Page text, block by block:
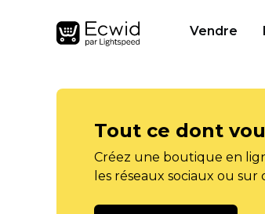
Vendre
Tout ce dont
Créez une boutique en
les réseaux sociaux ou sur